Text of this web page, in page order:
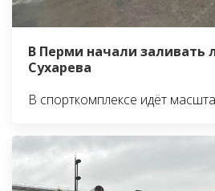
В Перми начали заливать
Сухарева
В спорткомплексе идёт